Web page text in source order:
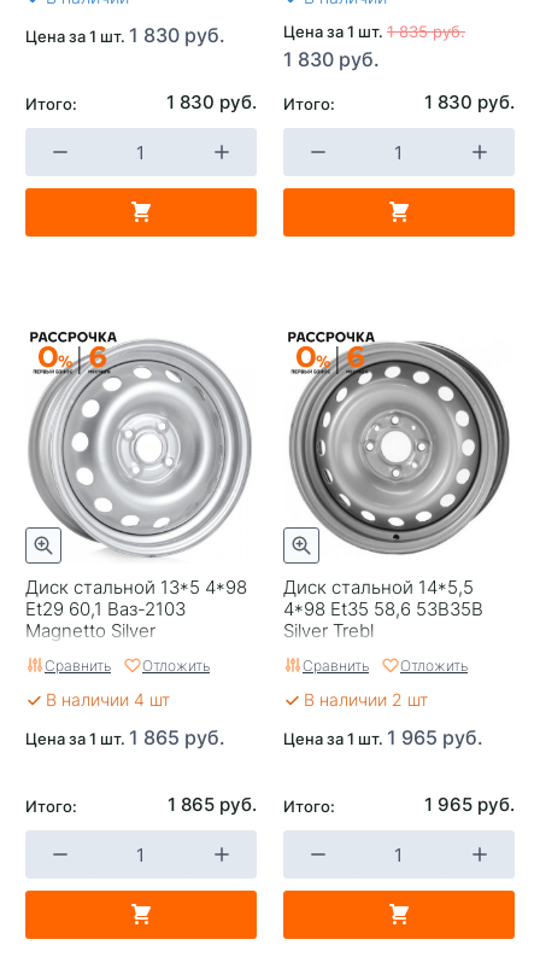
Цена за 1 шт. 1 830 руб.
Итого: 1 830 руб.
Цена за 1 шт. 1 835 руб.
1 830 руб.
Итого: 1 830 руб.
Диск стальной 13*5 4*98
Et29 60,1 Ваз-2103
Magnetto Silver
Сравнить Отложить
В наличии 4 шт
Цена за 1 шт. 1 865 руб.
Итого: 1 865 руб.
Диск стальной 14*5,5
4*98 Et35 58,6 53B35B
Silver Trebl
Сравнить Отложить
В наличии 2 шт
Цена за 1 шт. 1 965 руб.
Итого: 1 965 руб.